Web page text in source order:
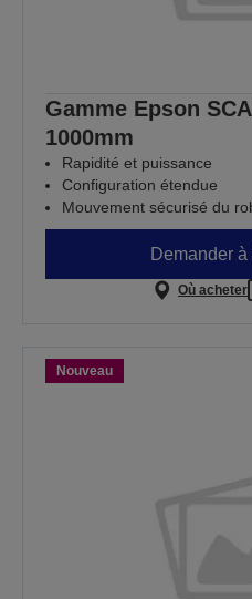
Gamme Epson
1000mm
Rapidité et puissance
Configuration étendue
Mouvement sécurisé du
Demander
Où acheter
Nouveau